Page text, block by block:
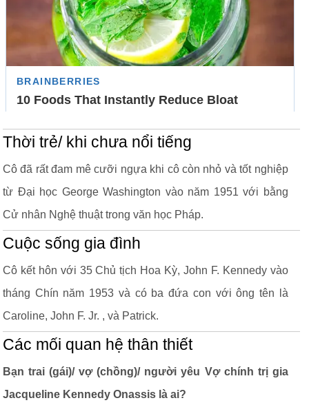
Thời trẻ/ khi chưa nổi tiếng
Cô đã rất đam mê cưỡi ngựa khi cô còn nhỏ và tốt nghiệp
từ Đại học George Washington vào năm 1951 với bằng
Cử nhân Nghệ thuật trong văn học Pháp.
Cuộc sống gia đình
Cô kết hôn với 35 Chủ tịch Hoa Kỳ, John F. Kennedy vào
tháng Chín năm 1953 và có ba đứa con với ông tên là
Caroline, John F. Jr. , và Patrick.
Các mối quan hệ thân thiết
Bạn trai (gái)/ vợ (chồng)/ người yêu Vợ chính trị gia
Jacqueline Kennedy Onassis là ai?